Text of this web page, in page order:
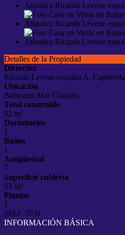
Detalles de la Propiedad
Dirección
Ricardo Levene esquina A. Capdevila
Ubicación
Balneario Mar Chiquita
Total construido
92 m²
Dormitorios
1
Baños
1
Antigüedad
7
Superficie cubierta
53 m²
Plantas
1
(REF. 373)
INFORMACIÓN BÁSICA